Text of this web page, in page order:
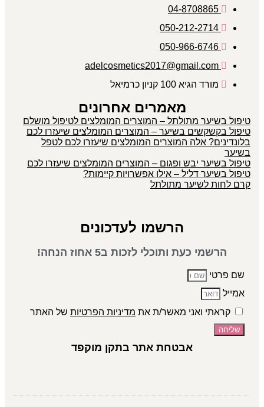
04-8708865
050-212-2714
050-966-6746
adelcosmetics2017@gmail.com
מורד הגיא 100 קניון כרמיאל
מאמרים אחרונים
טיפול בשיער מתולתל – המוצרים המומלצים לטיפול מושלם
טיפול בקשקשים בשיער – המוצרים המומלצים שיעזרו לכם
בלונדינים? אלה המוצרים המומלצים שיעזרו לכם לטפל
בשיער
טיפול בשיער יבש ופגום – המוצרים המומלצים שיעזרו לכם
טיפול בשיער דליל – אילו אפשרויות קיימות?
קרם לחות לשיער מתולתל
הרשמו לעדכונים
הרשמי כעת ותוכלי לזכות ב5 אחוז הנחה!
שם פרטי
אמייל
קראתי ואני מאשר/ת את מדיניות הפרטיות של האתר
שליחה
אבטחת אתר בתקן מוקפד